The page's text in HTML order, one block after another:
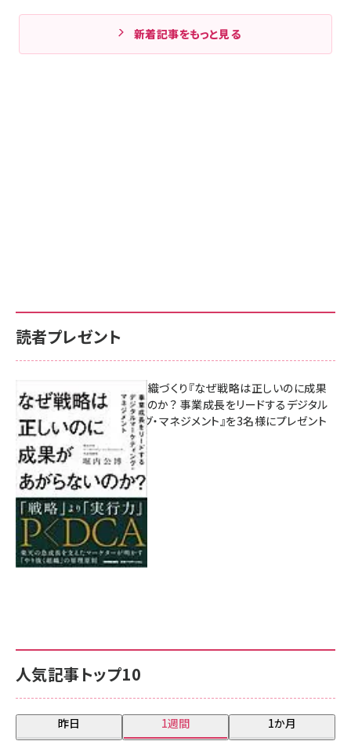
新着記事をもっと見る
人気記事トップ10
昨日 1週間 1か月
読者プレゼント
成果を生む組織づくり『なぜ戦略は正しいのに成果
があがらないのか？ 事業成長をリードするデジタル
マーケティング・マネジメント』を3名様にプレゼント
8月7日 10:00